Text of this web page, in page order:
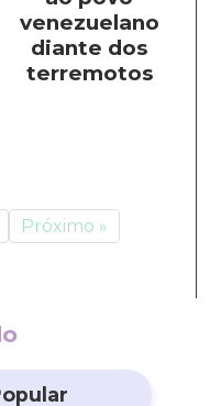
venezuelano
diante dos
terremotos
Próximo »